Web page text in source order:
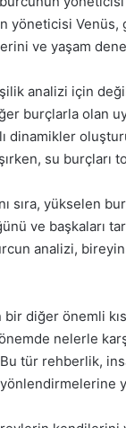
yöneticisi
ve yaşam
analizi için
burçlarla olan
dinamikler
su burçları
sıra, yükselen
ve başkaları
analizi,
diğer önemli
nelerle
tür rehberlik,